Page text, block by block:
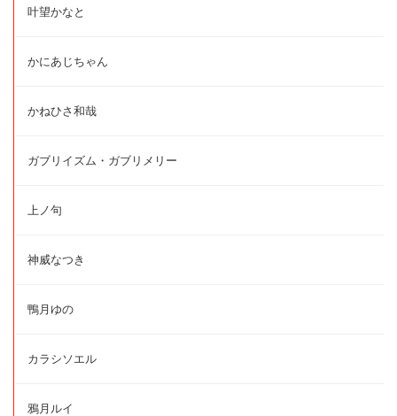
叶望かなと
かにあじちゃん
かねひさ和哉
ガブリイズム・ガブリメリー
上ノ句
神威なつき
鴨月ゆの
カラシソエル
鴉月ルイ